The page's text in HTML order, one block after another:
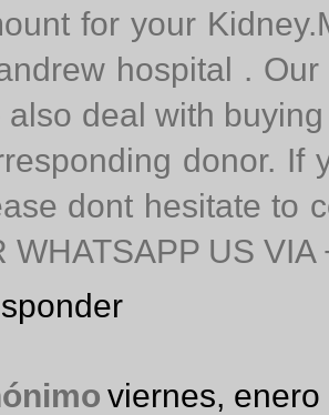
for your
hospital .
also deal with
donor. If
dont hesitate to
WHATSAPP US
viernes,